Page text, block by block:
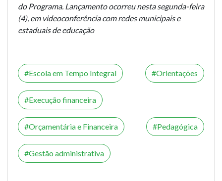
do Programa. Lançamento ocorreu nesta segunda-feira
(4), em videoconferência com redes municipais e
estaduais de educação
Escola em Tempo Integral Orientações
Execução financeira
Orçamentária e Financeira Pedagógica
Gestão administrativa